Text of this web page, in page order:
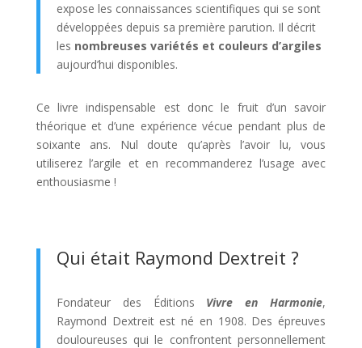
expose les connaissances scientifiques qui se sont
développées depuis sa première parution. Il décrit
les nombreuses variétés et couleurs d’argiles
aujourd’hui disponibles.
Ce livre indispensable est donc le fruit d’un savoir
théorique et d’une expérience vécue pendant plus de
soixante ans. Nul doute qu’après l’avoir lu, vous
utiliserez l’argile et en recommanderez l’usage avec
enthousiasme !
Qui était Raymond Dextreit ?
Fondateur des Éditions Vivre en Harmonie,
Raymond Dextreit est né en 1908. Des épreuves
douloureuses qui le confrontent personnellement